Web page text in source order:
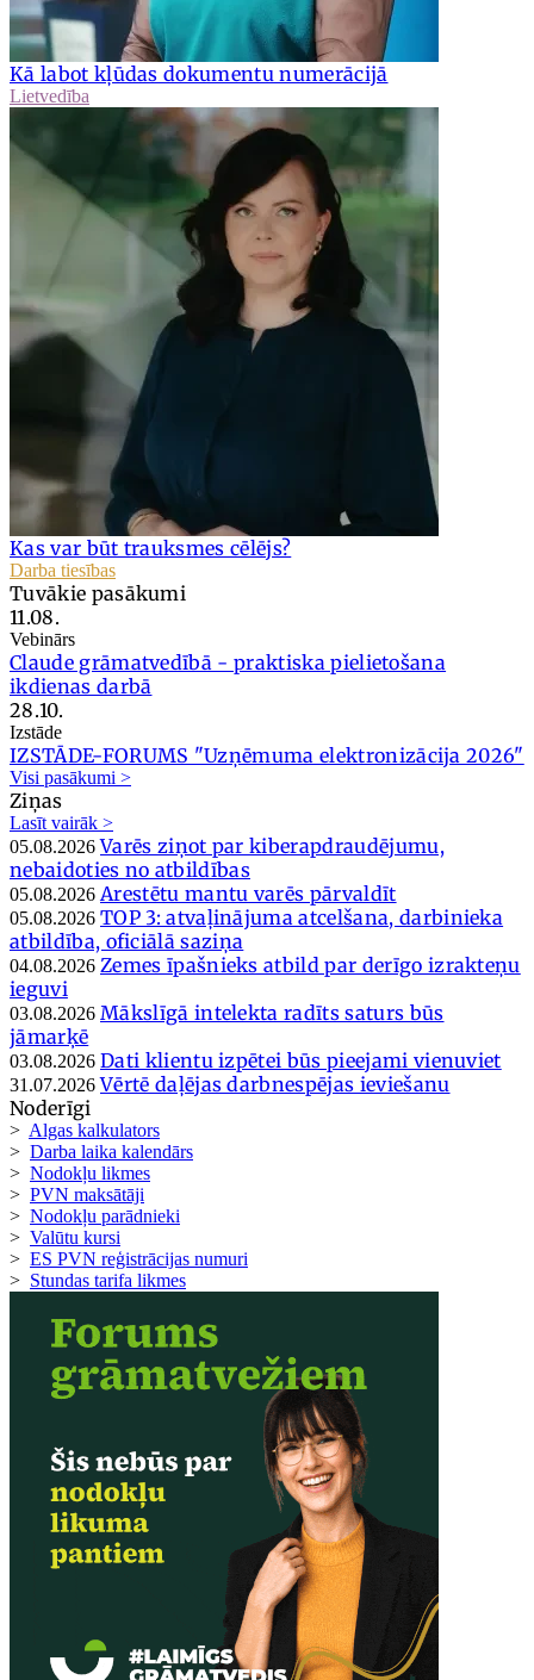
Kā labot kļūdas dokumentu numerācijā
Lietvedība
Kas var būt trauksmes cēlējs?
Darba tiesības
Tuvākie pasākumi
11.08.
Vebinārs
Claude grāmatvedībā - praktiska pielietošana
ikdienas darbā
28.10.
Izstāde
IZSTĀDE-FORUMS "Uzņēmuma elektronizācija 2026"
Visi pasākumi >
Ziņas
Lasīt vairāk >
05.08.2026 Varēs ziņot par kiberapdraudējumu,
nebaidoties no atbildības
05.08.2026 Arestētu mantu varēs pārvaldīt
05.08.2026 TOP 3: atvaļinājuma atcelšana, darbinieka
atbildība, oficiālā saziņa
04.08.2026 Zemes īpašnieks atbild par derīgo izrakteņu
ieguvi
03.08.2026 Mākslīgā intelekta radīts saturs būs
jāmarķē
03.08.2026 Dati klientu izpētei būs pieejami vienuviet
31.07.2026 Vērtē daļējas darbnespējas ieviešanu
Noderīgi
> Algas kalkulators
> Darba laika kalendārs
> Nodokļu likmes
> PVN maksātāji
> Nodokļu parādnieki
> Valūtu kursi
> ES PVN reģistrācijas numuri
> Stundas tarifa likmes